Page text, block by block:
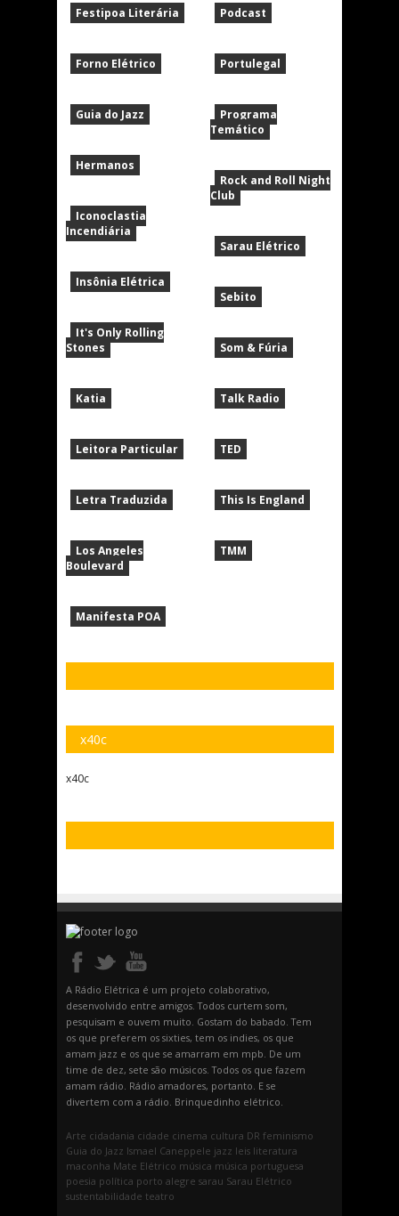
Festipoa Literária
Forno Elétrico
Guia do Jazz
Hermanos
Iconoclastia
Incendiária
Insônia Elétrica
It's Only Rolling
Stones
Katia
Leitora Particular
Letra Traduzida
Los Angeles
Boulevard
Manifesta POA
Podcast
Portulegal
Programa
Temático
Rock and Roll Night
Club
Sarau Elétrico
Sebito
Som & Fúria
Talk Radio
TED
This Is England
TMM
x40c
x40c
A Rádio Elétrica é um projeto colaborativo,
desenvolvido entre amigos. Todos curtem som,
pesquisam e ouvem muito. Gostam do babado. Tem
os que preferem os sixties, tem os indies, os que
amam jazz e os que se amarram em mpb. De um
time de dez, sete são músicos. Todos os que fazem
amam rádio. Rádio amadores, portanto. E se
divertem com a rádio. Brinquedinho elétrico.
Arte cidadania cidade cinema cultura DR feminismo
Guia do Jazz Ismael Caneppele jazz leis literatura
maconha Mate Elétrico música música portuguesa
poesia política porto alegre sarau Sarau Elétrico
sustentabilidade teatro